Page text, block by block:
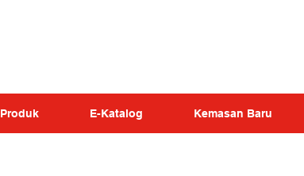
Produk E-Katalog Kemasan Baru